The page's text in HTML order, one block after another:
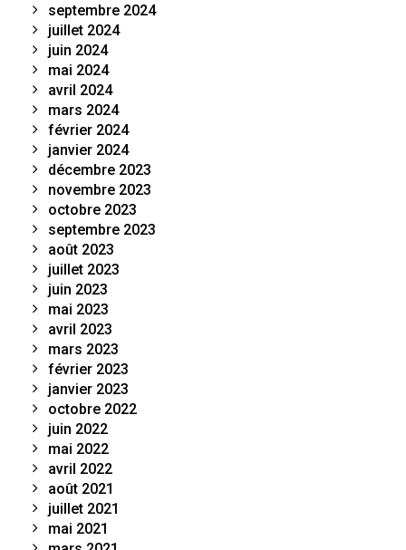
septembre 2024
juillet 2024
juin 2024
mai 2024
avril 2024
mars 2024
février 2024
janvier 2024
décembre 2023
novembre 2023
octobre 2023
septembre 2023
août 2023
juillet 2023
juin 2023
mai 2023
avril 2023
mars 2023
février 2023
janvier 2023
octobre 2022
juin 2022
mai 2022
avril 2022
août 2021
juillet 2021
mai 2021